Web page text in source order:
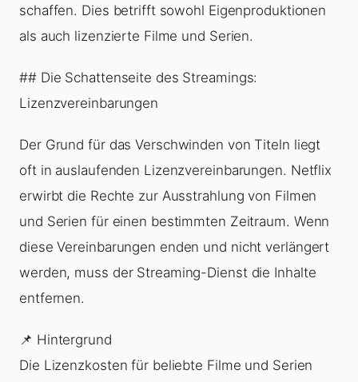
schaffen. Dies betrifft sowohl Eigenproduktionen
als auch lizenzierte Filme und Serien.
## Die Schattenseite des Streamings:
Lizenzvereinbarungen
Der Grund für das Verschwinden von Titeln liegt
oft in auslaufenden Lizenzvereinbarungen. Netflix
erwirbt die Rechte zur Ausstrahlung von Filmen
und Serien für einen bestimmten Zeitraum. Wenn
diese Vereinbarungen enden und nicht verlängert
werden, muss der Streaming-Dienst die Inhalte
entfernen.
📌 Hintergrund
Die Lizenzkosten für beliebte Filme und Serien